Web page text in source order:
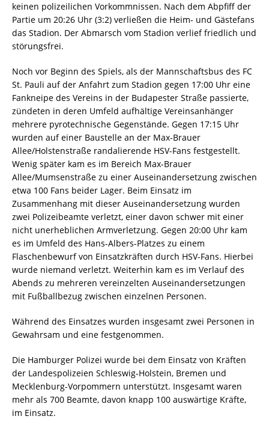
keinen polizeilichen Vorkommnissen. Nach dem Abpfiff der
Partie um 20:26 Uhr (3:2) verließen die Heim- und Gästefans
das Stadion. Der Abmarsch vom Stadion verlief friedlich und
störungsfrei.
Noch vor Beginn des Spiels, als der Mannschaftsbus des FC
St. Pauli auf der Anfahrt zum Stadion gegen 17:00 Uhr eine
Fankneipe des Vereins in der Budapester Straße passierte,
zündeten in deren Umfeld aufhältige Vereinsanhänger
mehrere pyrotechnische Gegenstände. Gegen 17:15 Uhr
wurden auf einer Baustelle an der Max-Brauer
Allee/Holstenstraße randalierende HSV-Fans festgestellt.
Wenig später kam es im Bereich Max-Brauer
Allee/Mumsenstraße zu einer Auseinandersetzung zwischen
etwa 100 Fans beider Lager. Beim Einsatz im
Zusammenhang mit dieser Auseinandersetzung wurden
zwei Polizeibeamte verletzt, einer davon schwer mit einer
nicht unerheblichen Armverletzung. Gegen 20:00 Uhr kam
es im Umfeld des Hans-Albers-Platzes zu einem
Flaschenbewurf von Einsatzkräften durch HSV-Fans. Hierbei
wurde niemand verletzt. Weiterhin kam es im Verlauf des
Abends zu mehreren vereinzelten Auseinandersetzungen
mit Fußballbezug zwischen einzelnen Personen.
Während des Einsatzes wurden insgesamt zwei Personen in
Gewahrsam und eine festgenommen.
Die Hamburger Polizei wurde bei dem Einsatz von Kräften
der Landespolizeien Schleswig-Holstein, Bremen und
Mecklenburg-Vorpommern unterstützt. Insgesamt waren
mehr als 700 Beamte, davon knapp 100 auswärtige Kräfte,
im Einsatz.